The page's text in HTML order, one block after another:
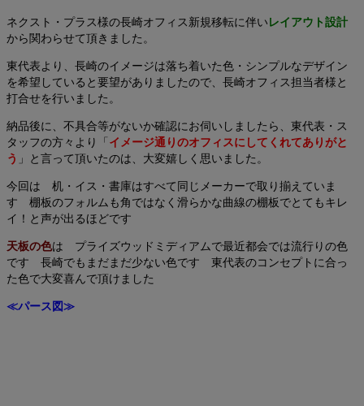
ネクスト・プラス様の長崎オフィス新規移転に伴いレイアウト設計
から関わらせて頂きました。
東代表より、長崎のイメージは落ち着いた色・シンプルなデザイン
を希望していると要望がありましたので、長崎オフィス担当者様と
打合せを行いました。
納品後に、不具合等がないか確認にお伺いしましたら、東代表・ス
タッフの方々より「イメージ通りのオフィスにしてくれてありがと
う 」と言って頂いたのは、大変嬉しく思いました。
今回は 机・イス・書庫はすべて同じメーカーで取り揃えていま
す 棚板のフォルムも角ではなく滑らかな曲線の棚板でとてもキレ
イ！と声が出るほどです
天板の色は プライズウッドミディアムで最近都会では流行りの色
です 長崎でもまだまだ少ない色です 東代表のコンセプトに合っ
た色で大変喜んで頂けました
≪パース図≫